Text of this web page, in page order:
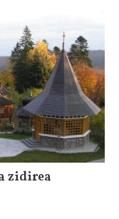
zidirea